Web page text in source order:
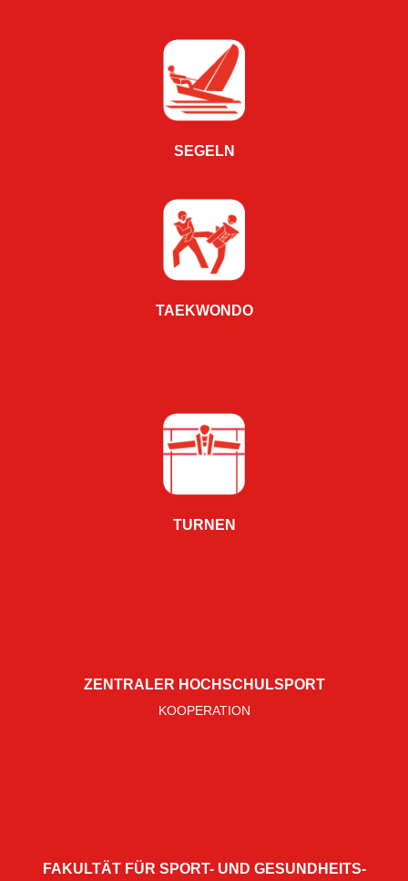
SEGELN
TAEKWONDO
TURNEN
ZENTRALER HOCHSCHULSPORT
KOOPERATION
FAKULTÄT FÜR SPORT- UND GESUNDHEITS­